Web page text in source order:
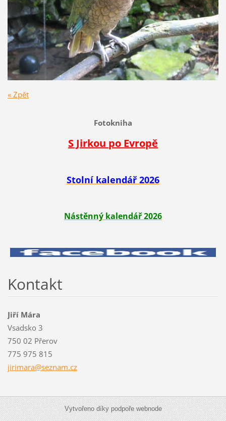
« Zpět
Fotokniha
S Jirkou po Evropě
Stolní kalendář 2026
Nástěnný kalendář 2026
Kontakt
Jiří Mára
Vsadsko 3
750 02 Přerov
775 975 815
jirimara@seznam.cz
Vytvořeno díky podpoře webnode